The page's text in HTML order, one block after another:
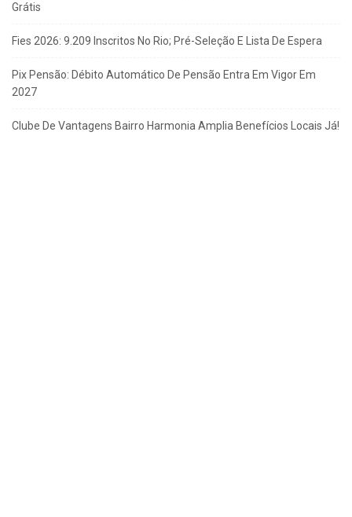
Grátis
Fies 2026: 9.209 Inscritos No Rio; Pré-Seleção E Lista De Espera
Pix Pensão: Débito Automático De Pensão Entra Em Vigor Em
2027
Clube De Vantagens Bairro Harmonia Amplia Benefícios Locais Já!